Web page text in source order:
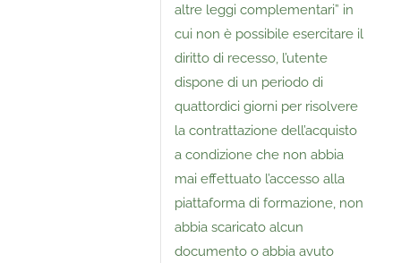
altre leggi complementari” in
cui non è possibile esercitare il
diritto di recesso, l’utente
dispone di un periodo di
quattordici giorni per risolvere
la contrattazione dell’acquisto
a condizione che non abbia
mai effettuato l’accesso alla
piattaforma di formazione, non
abbia scaricato alcun
documento o abbia avuto